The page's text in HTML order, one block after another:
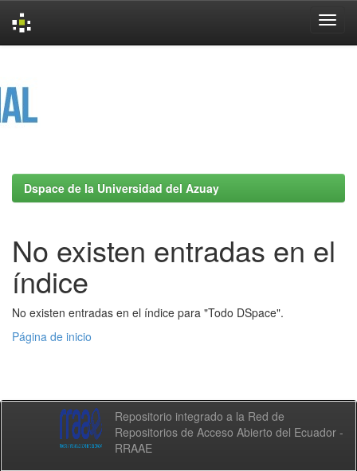
Dspace de la Universidad del Azuay
No existen entradas en el
índice
No existen entradas en el índice para "Todo DSpace".
Página de inicio
Repositorio integrado a la Red de
Repositorios de Acceso Abierto del Ecuador -
RRAAE